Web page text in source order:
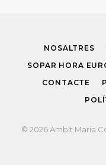
NOSALTRES
SOPAR HORA
CONTACTE
© 2026 Àmbit Maria